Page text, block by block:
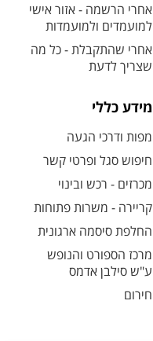
אחרי הרשמה - אזור אישי
למועמדים ולמועמדות
אחרי שהתקבלת - כל מה
שצריך לדעת
מידע כללי
מפות ודרכי הגעה
חיפוש סגל ופרטי קשר
מכרזים - רכש ובינוי
קריירה - משרות פתוחות
החלפת סיסמה ארגונית
מרכז הספורט והנופש
ע"ש סילבן אדמס
חירום